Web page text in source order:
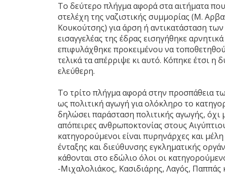
Το δεύτερο πλήγμα αφορά στα αιτήματα
στελέχη της ναζιστικής συμμορίας (Μ.
Κουκούτσης) για άρση ή αντικατάσταση
εισαγγελέας της έδρας εισηγήθηκε
επιφυλάχθηκε προκειμένου να
τελικά τα απέρριψε κι αυτό. Κόπηκε έτσι
ελεύθερη.
Το τρίτο πλήγμα αφορά στην προσπάθεια
ως πολιτική αγωγή για ολόκληρο το
δηλώσει παράσταση πολιτικής αγωγής, όχι
απόπειρες ανθρωποκτονίας στους
κατηγορούμενοι είναι πυρηνάρχες και
ένταξης και διεύθυνσης εγκληματικής
κάθονται στο εδώλιο όλοι οι
-Μιχαλολιάκος, Κασιδιάρης, Λαγός,